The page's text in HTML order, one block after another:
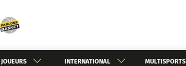
JOUEURS INTERNATIONAL MULTISPORTS